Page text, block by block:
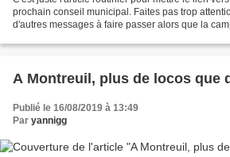
prochain conseil municipal. Faites pas trop
d'autres messages à faire passer alors que la
A Montreuil, plus de locos que
Publié le 16/08/2019 à 13:49
Par yannigg